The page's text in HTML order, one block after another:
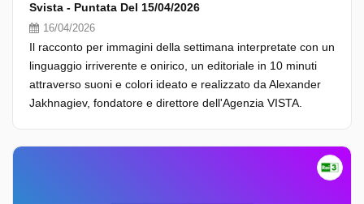
Svista - Puntata Del 15/04/2026
16/04/2026
Il racconto per immagini della settimana interpretate con un
linguaggio irriverente e onirico, un editoriale in 10 minuti
attraverso suoni e colori ideato e realizzato da Alexander
Jakhnagiev, fondatore e direttore dell'Agenzia VISTA.